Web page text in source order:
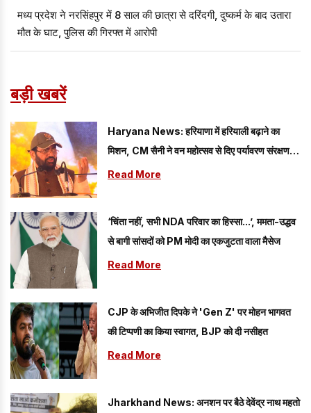
मध्य प्रदेश ने नरसिंहपुर में 8 साल की छात्रा से दरिंदगी, दुष्कर्म के बाद उतारा
मौत के घाट, पुलिस की गिरफ्त में आरोपी
बड़ी खबरें
Haryana News: हरियाणा में हरियाली बढ़ाने का
मिशन, CM सैनी ने वन महोत्सव से दिए पर्यावरण संरक्षण के
मंत्र
Read More
‘चिंता नहीं, सभी NDA परिवार का हिस्सा...’, ममता-उद्धव
से बागी सांसदों को PM मोदी का एकजुटता वाला मैसेज
Read More
CJP के अभिजीत दिपके ने 'Gen Z' पर मोहन भागवत
की टिप्पणी का किया स्वागत, BJP को दी नसीहत
Read More
Jharkhand News: अनशन पर बैठे देवेंद्र नाथ महतो